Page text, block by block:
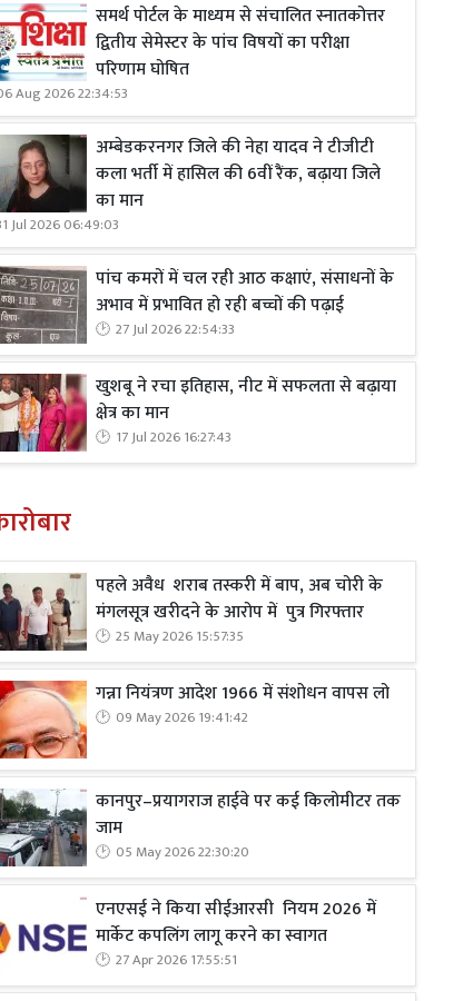
समर्थ पोर्टल के माध्यम से संचालित स्नातकोत्तर
द्वितीय सेमेस्टर के पांच विषयों का परीक्षा
परिणाम घोषित
Aug 2026 22:34:53
अम्बेडकरनगर जिले की नेहा यादव ने टीजीटी
कला भर्ती में हासिल की 6वीं रैंक, बढ़ाया जिले
का मान
Jul 2026 06:49:03
पांच कमरों में चल रही आठ कक्षाएं, संसाधनों के
अभाव में प्रभावित हो रही बच्चों की पढ़ाई
27 Jul 2026 22:54:33
खुशबू ने रचा इतिहास, नीट में सफलता से बढ़ाया
क्षेत्र का मान
17 Jul 2026 16:27:43
पहले अवैध शराब तस्करी में बाप, अब चोरी के
मंगलसूत्र खरीदने के आरोप में पुत्र गिरफ्तार
25 May 2026 15:57:35
गन्ना नियंत्रण आदेश 1966 में संशोधन वापस लो
09 May 2026 19:41:42
कानपुर–प्रयागराज हाईवे पर कई किलोमीटर तक
जाम
05 May 2026 22:30:20
एनएसई ने किया सीईआरसी नियम 2026 में
मार्केट कपलिंग लागू करने का स्वागत
27 Apr 2026 17:55:51